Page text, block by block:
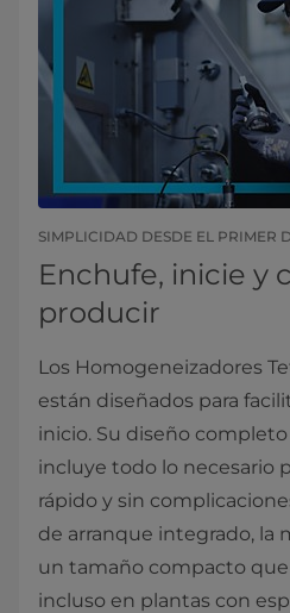
SIMPLICIDAD DESDE EL PRIMER
Enchufe, inicie y
producir
Los Homogeneizadores
están diseñados para
inicio. Su diseño
incluye todo lo necesario
rápido y sin
de arranque integrado, la
un tamaño compacto
incluso en plantas con